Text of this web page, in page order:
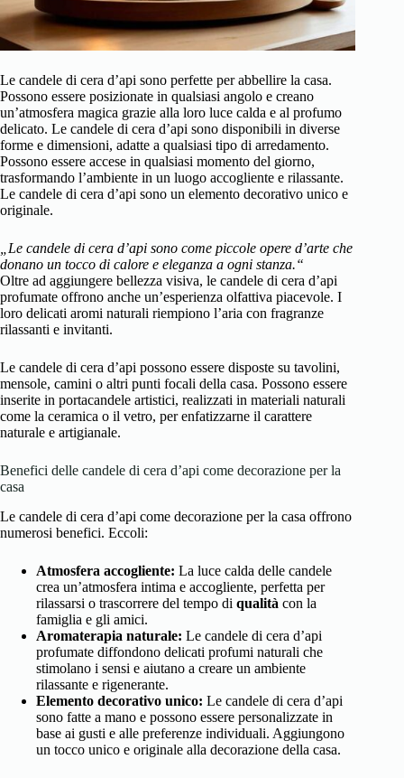
Le candele di cera d’api sono perfette per abbellire la casa.
Possono essere posizionate in qualsiasi angolo e creano
un’atmosfera magica grazie alla loro luce calda e al profumo
delicato. Le candele di cera d’api sono disponibili in diverse
forme e dimensioni, adatte a qualsiasi tipo di arredamento.
Possono essere accese in qualsiasi momento del giorno,
trasformando l’ambiente in un luogo accogliente e rilassante.
Le candele di cera d’api sono un elemento decorativo unico e
originale.
„Le candele di cera d’api sono come piccole opere d’arte che
donano un tocco di calore e eleganza a ogni stanza.“
Oltre ad aggiungere bellezza visiva, le candele di cera d’api
profumate offrono anche un’esperienza olfattiva piacevole. I
loro delicati aromi naturali riempiono l’aria con fragranze
rilassanti e invitanti.
Le candele di cera d’api possono essere disposte su tavolini,
mensole, camini o altri punti focali della casa. Possono essere
inserite in portacandele artistici, realizzati in materiali naturali
come la ceramica o il vetro, per enfatizzarne il carattere
naturale e artigianale.
Benefici delle candele di cera d’api come decorazione per la
casa
Le candele di cera d’api come decorazione per la casa offrono
numerosi benefici. Eccoli:
Atmosfera accogliente: La luce calda delle candele
crea un’atmosfera intima e accogliente, perfetta per
rilassarsi o trascorrere del tempo di qualità con la
famiglia e gli amici.
Aromaterapia naturale: Le candele di cera d’api
profumate diffondono delicati profumi naturali che
stimolano i sensi e aiutano a creare un ambiente
rilassante e rigenerante.
Elemento decorativo unico: Le candele di cera d’api
sono fatte a mano e possono essere personalizzate in
base ai gusti e alle preferenze individuali. Aggiungono
un tocco unico e originale alla decorazione della casa.